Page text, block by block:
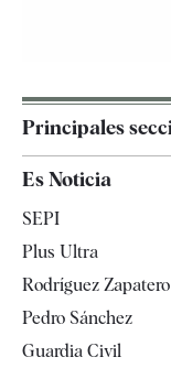
Principales
España
Televisión
Es Noticia
SEPI
Plus Ultra
Rodríguez Zapatero
Pedro Sánchez
Guardia Civil